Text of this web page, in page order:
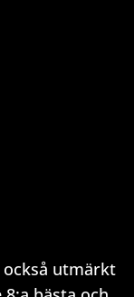
också utmärkt